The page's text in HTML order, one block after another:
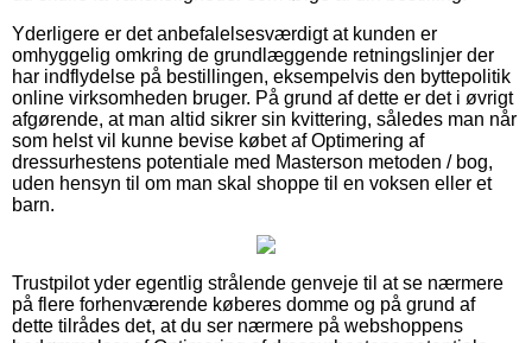
Yderligere er det anbefalelsesværdigt at kunden er
omhyggelig omkring de grundlæggende retningslinjer der
har indflydelse på bestillingen, eksempelvis den byttepolitik
online virksomheden bruger. På grund af dette er det i øvrigt
afgørende, at man altid sikrer sin kvittering, således man når
som helst vil kunne bevise købet af Optimering af
dressurhestens potentiale med Masterson metoden / bog,
uden hensyn til om man skal shoppe til en voksen eller et
barn.
Trustpilot yder egentlig strålende genveje til at se nærmere
på flere forhenværende køberes domme og på grund af
dette tilrådes det, at du ser nærmere på webshoppens